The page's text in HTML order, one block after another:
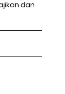
dan